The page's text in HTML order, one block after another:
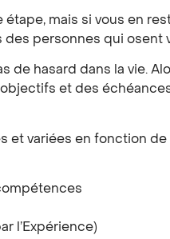
mais si vous en
personnes qui osent
de hasard dans la vie.
et des
et variées en fonction
l’Expérience)